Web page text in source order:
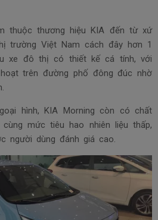
thuộc thương hiệu KIA đến từ xứ
trường Việt Nam cách đây hơn 1
xe đô thị có thiết kế cá tính, với
trên đường phố đông đúc nhờ
hình, KIA Morning còn có chất
mức tiêu hao nhiên liệu thấp,
người dùng đánh giá cao.